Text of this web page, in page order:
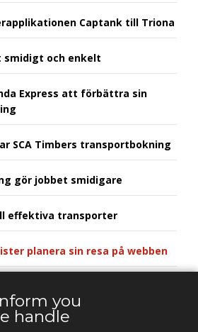
Captank till Triona
smidigt och enkelt
Express att förbättra sin
SCA Timbers transportbokning
gör jobbet smidigare
effektiva transporter
planera sin resa på webben
framkant
you
handle